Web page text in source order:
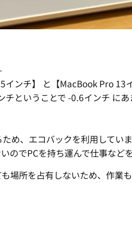
ンチ】 と【MacBook Pro 13イ
ということで -0.6インチ に
め、エコバックを利用してい
のでPCを持ち運んで仕事など
場所を占有しないため、作業も